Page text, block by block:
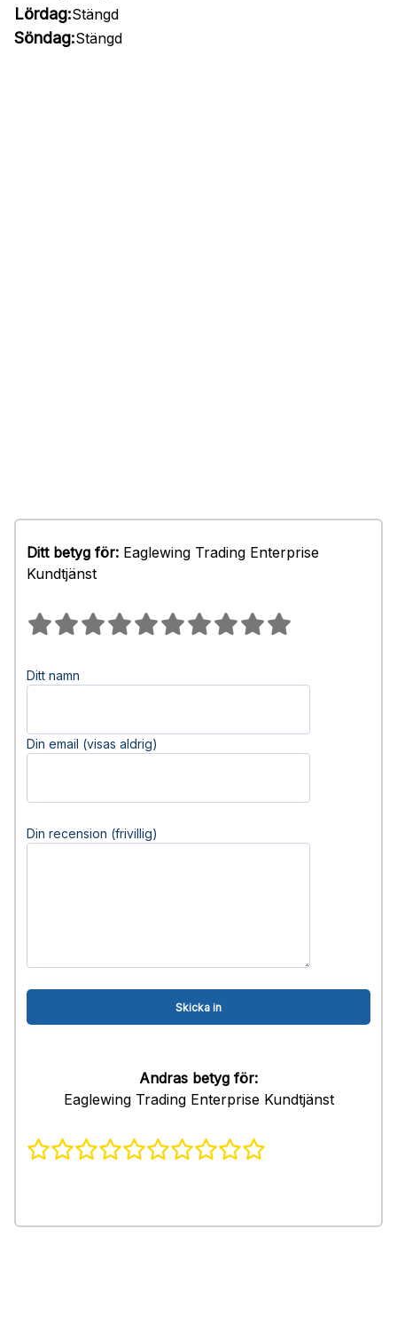
Lördag:Stängd
Söndag:Stängd
Ditt betyg för: Eaglewing Trading Enterprise
Kundtjänst
Ditt namn
Din email (visas aldrig)
Din recension (frivillig)
Andras betyg för:
Eaglewing Trading Enterprise Kundtjänst